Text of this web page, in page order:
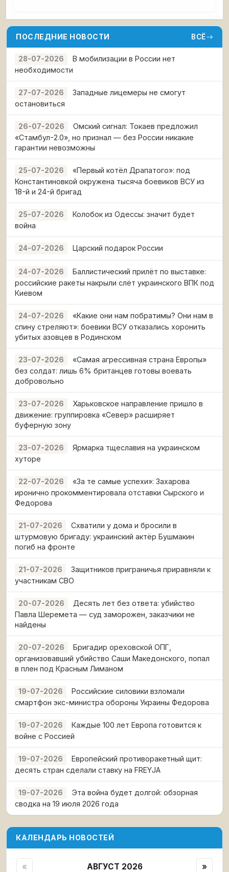
ПОСЛЕДНИЕ НОВОСТИ ВСЁ
28-07-2026
В мобилизации в России нет
необходимости
27-07-2026
Западные лицемеры не смогут
остановиться
26-07-2026
Омский сигнал: Токаев предложил
«Стамбул-2.0», но признал — без России никакие
гарантии невозможны
25-07-2026
«Первый котёл Драпатого»: под
Константиновкой окружена тысяча боевиков ВСУ из
18-й и 24-й бригад
25-07-2026
Колобок из Одессы: значит будет
война
24-07-2026 Царский подарок России
24-07-2026
Баллистический прилёт по выставке:
российские ракеты накрыли слёт украинского ВПК под
Киевом
24-07-2026
«Какие они нам побратимы? Они нам в
спину стреляют»: боевики ВСУ отказались хоронить
убитых азовцев в Родинском
23-07-2026
«Самая агрессивная страна Европы»
без солдат: лишь 6% британцев готовы воевать
добровольно
23-07-2026
Харьковское направление пришло в
движение: группировка «Север» расширяет
буферную зону
23-07-2026
Ярмарка тщеславия на украинском
хуторе
22-07-2026
«За те самые успехи»: Захарова
иронично прокомментировала отставки Сырского и
Федорова
21-07-2026
Схватили у дома и бросили в
штурмовую бригаду: украинский актёр Бушмакин
погиб на фронте
21-07-2026
Защитников приграничья приравняли к
участникам СВО
20-07-2026
Десять лет без ответа: убийство
Павла Шеремета — суд заморожен, заказчики не
найдены
20-07-2026
Бригадир ореховской ОПГ,
организовавший убийство Саши Македонского, попал
в плен под Красным Лиманом
19-07-2026
Российские силовики взломали
смартфон экс-министра обороны Украины Федорова
19-07-2026
Каждые 100 лет Европа готовится к
войне с Россией
19-07-2026
Европейский противоракетный щит:
десять стран сделали ставку на FREYJA
19-07-2026
Эта война будет долгой: обзорная
сводка на 19 июля 2026 года
КАЛЕНДАРЬ НОВОСТЕЙ
« АВГУСТ 2026 »